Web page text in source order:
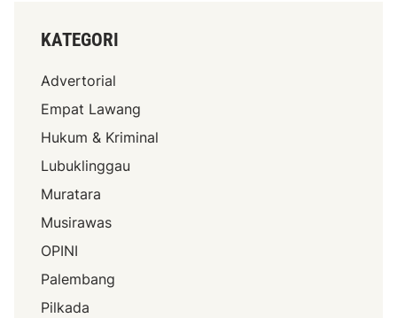
KATEGORI
Advertorial
Empat Lawang
Hukum & Kriminal
Lubuklinggau
Muratara
Musirawas
OPINI
Palembang
Pilkada